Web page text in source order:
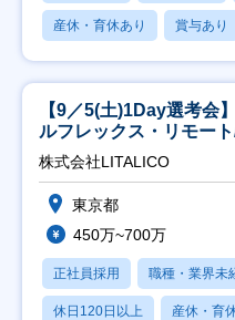
産休・育休あり 賞与あり
【9／5(土)1Day選考会
ルフレックス・リモー
株式会社LITALICO
東京都
450万~700万
正社員採用 職種・業界未
休日120日以上 産休・育